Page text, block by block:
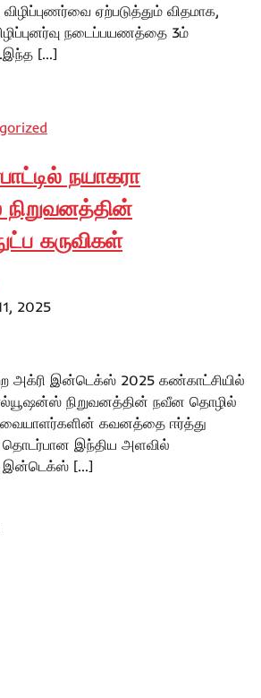
விழிப்புணர்வை ஏற்படுத்தும் விதமாக,
நடைப்பயணத்தை 3ம்
[…]
நயாகரா
கருவிகள்
2025
அக்ரி இன்டெக்ஸ் 2025 கண்காட்சியில்
நிறுவனத்தின் நவீன தொழில்
கவனத்தை ஈர்த்து
தொடர்பான இந்திய அளவில்
இன்டெக்ஸ் […]